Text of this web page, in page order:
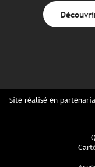
Site réalisé en